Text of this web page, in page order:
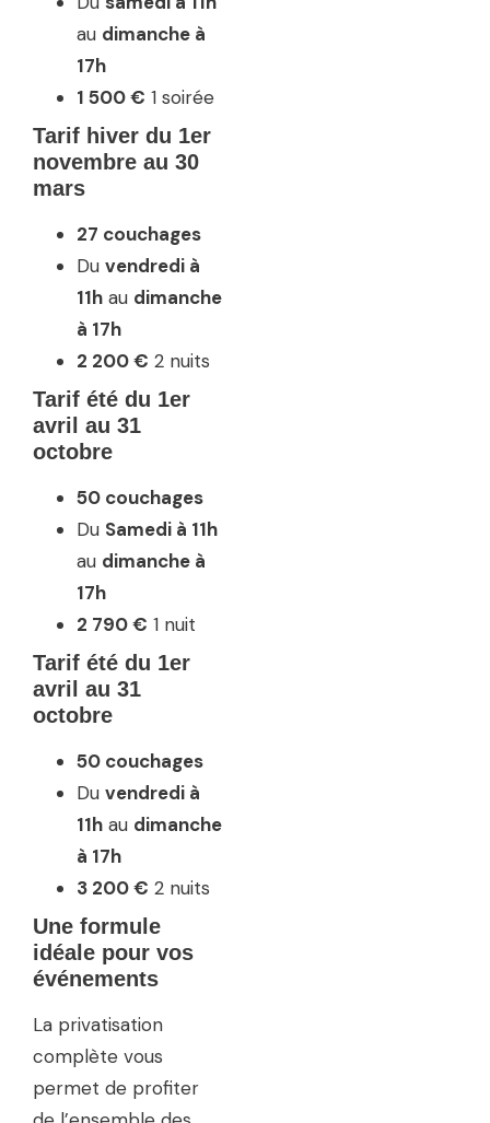
au dimanche à
17h
1 500 € 1 soirée
Tarif hiver du 1er
novembre au 30
mars
27 couchages
Du vendredi à
11h au dimanche
à 17h
2 200 € 2 nuits
Tarif été du 1er
avril au 31
octobre
50 couchages
Du Samedi à 11h
au dimanche à
17h
2 790 € 1 nuit
Tarif été du 1er
avril au 31
octobre
50 couchages
Du vendredi à
11h au dimanche
à 17h
3 200 € 2 nuits
Une formule
idéale pour vos
événements
La privatisation
complète vous
permet de profiter